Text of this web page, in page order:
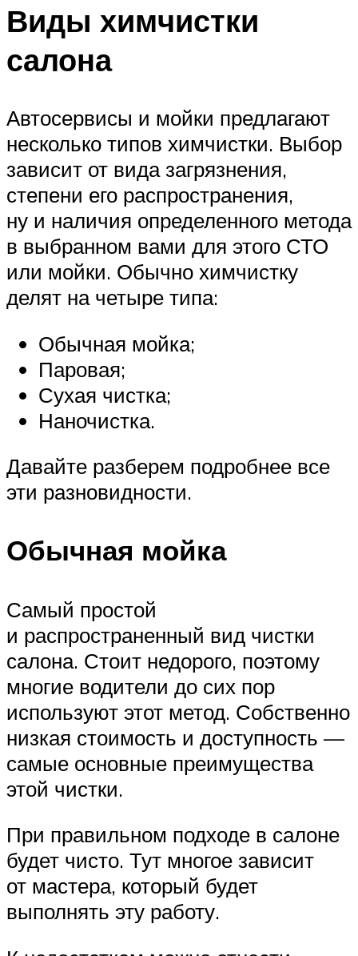
Виды химчистки
салона
Автосервисы и мойки предлагают
несколько типов химчистки. Выбор
зависит от вида загрязнения,
степени его распространения,
ну и наличия определенного метода
в выбранном вами для этого СТО
или мойки. Обычно химчистку
делят на четыре типа:
Обычная мойка;
Паровая;
Сухая чистка;
Наночистка.
Давайте разберем подробнее все
эти разновидности.
Обычная мойка
Самый простой
и распространенный вид чистки
салона. Стоит недорого, поэтому
многие водители до сих пор
используют этот метод. Собственно
низкая стоимость и доступность —
самые основные преимущества
этой чистки.
При правильном подходе в салоне
будет чисто. Тут многое зависит
от мастера, который будет
выполнять эту работу.